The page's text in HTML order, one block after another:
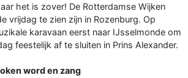
het is zover! De Rotterdamse Wijken
vrijdag te zien zijn in Rozenburg. Op
karavaan eerst naar IJsselmonde om
feestelijk af te sluiten in Prins Alexander.
word en zang